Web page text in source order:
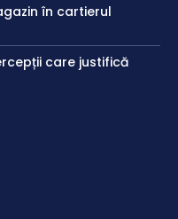
în cartierul
care justifică